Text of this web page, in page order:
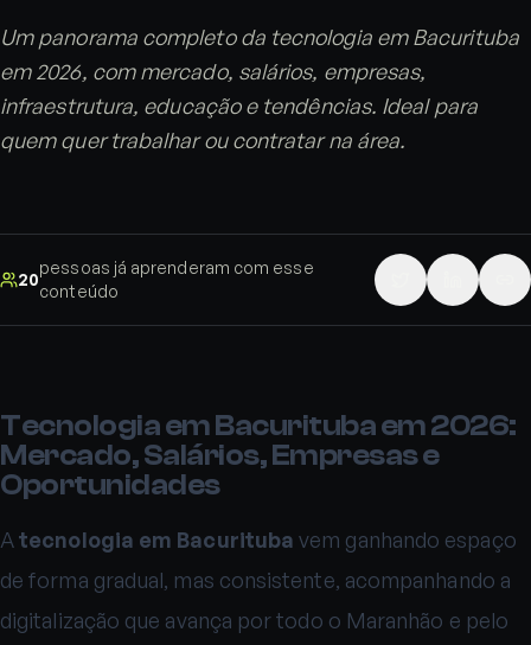
Um panorama completo da tecnologia em Bacurituba
em 2026, com mercado, salários, empresas,
infraestrutura, educação e tendências. Ideal para
quem quer trabalhar ou contratar na área.
20
pessoas já aprenderam com esse
conteúdo
Tecnologia em Bacurituba em 2026:
Mercado, Salários, Empresas e
Oportunidades
Atecnologia em Bacurituba vem ganhando espaço
de forma gradual, mas consistente, acompanhando a
digitalização que avança por todo o Maranhão e pelo